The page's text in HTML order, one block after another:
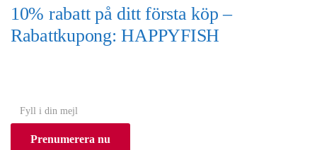
10% rabatt på ditt första köp –
Rabattkupong: HAPPYFISH
o
Prenumerera nu